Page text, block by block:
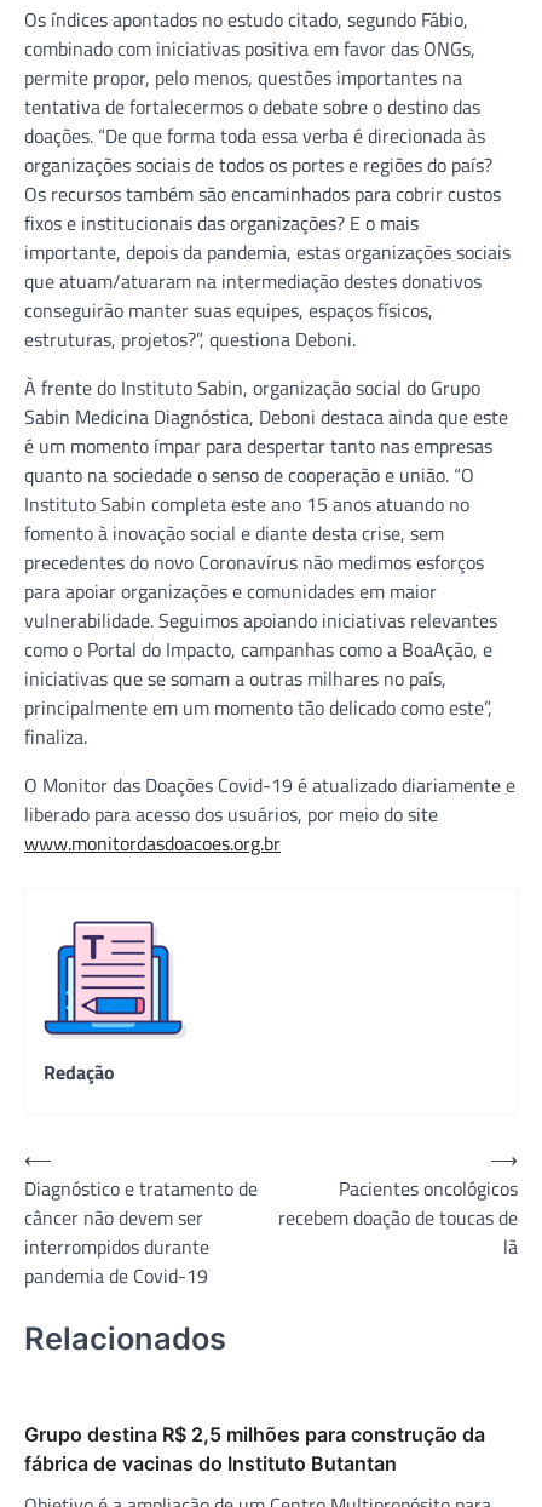
Os índices apontados no estudo citado, segundo Fábio,
combinado com iniciativas positiva em favor das ONGs,
permite propor, pelo menos, questões importantes na
tentativa de fortalecermos o debate sobre o destino das
doações. “De que forma toda essa verba é direcionada às
organizações sociais de todos os portes e regiões do país?
Os recursos também são encaminhados para cobrir custos
fixos e institucionais das organizações? E o mais
importante, depois da pandemia, estas organizações sociais
que atuam/atuaram na intermediação destes donativos
conseguirão manter suas equipes, espaços físicos,
estruturas, projetos?”, questiona Deboni.
À frente do Instituto Sabin, organização social do Grupo
Sabin Medicina Diagnóstica, Deboni destaca ainda que este
é um momento ímpar para despertar tanto nas empresas
quanto na sociedade o senso de cooperação e união. “O
Instituto Sabin completa este ano 15 anos atuando no
fomento à inovação social e diante desta crise, sem
precedentes do novo Coronavírus não medimos esforços
para apoiar organizações e comunidades em maior
vulnerabilidade. Seguimos apoiando iniciativas relevantes
como o Portal do Impacto, campanhas como a BoaAção, e
iniciativas que se somam a outras milhares no país,
principalmente em um momento tão delicado como este”,
finaliza.
O Monitor das Doações Covid-19 é atualizado diariamente e
liberado para acesso dos usuários, por meio do site
www.monitordasdoacoes.org.br
Redação
Navegação
de
Post
⟵
Diagnóstico e tratamento de
câncer não devem ser
interrompidos durante
pandemia de Covid-19
Pacientes oncológicos
recebem doação de toucas de
lã
⟶
Relacionados
Grupo destina R$ 2,5 milhões para construção da
fábrica de vacinas do Instituto Butantan